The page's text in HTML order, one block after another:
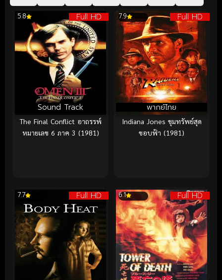
Full HD
Sound Track
5.8
The Final Conflict อาถรรพ์
หมายเลข 6 ภาค 3 (1981)
Full HD
พากย์ไทย
7.9
Indiana Jones ขุมทรัพย์สุด
ขอบฟ้า (1981)
Full HD
7.7 Full HD
6.1